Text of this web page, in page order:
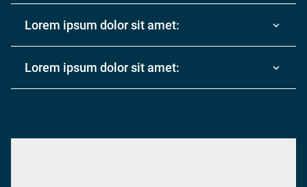
Lorem ipsum dolor sit amet:
Lorem ipsum dolor sit amet: